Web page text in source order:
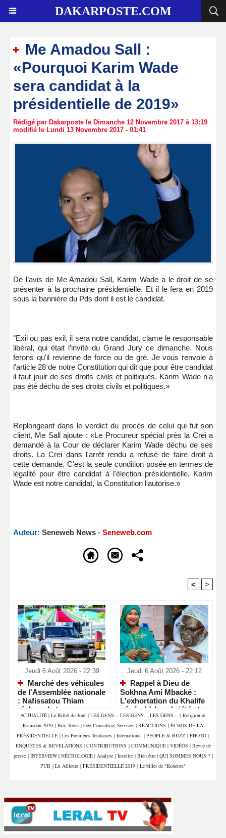
DAKARPOSTE.COM
Me Amadou Sall :
«Pourquoi Karim Wade
sera candidat à la
présidentielle de 2019»
Rédigé par Dakarposte le Dimanche 12 Novembre 2017 à 13:19
modifié le Lundi 13 Novembre 2017 - 01:41
De l’avis de Me Amadou Sall, Karim Wade a le droit de se
présenter à la prochaine présidentielle. Et il le fera en 2019
sous la bannière du Pds dont il est le candidat.
"Exil ou pas exil, il sera notre candidat, clame le responsable
libéral, qui était l’invité du Grand Jury ce dimanche. Nous
ferons qu'il revienne de force ou de gré. Je vous renvoie à
l'article 28 de notre Constitution qui dit que pour être candidat
il faut jouir de ses droits civils et politiques. Karim Wade n'a
pas été déchu de ses droits civils et politiques.»
Replongeant dans le verdict du procès de celui qui fut son
client, Me Sall ajoute : «Le Procureur spécial près la Crei a
demandé à la Cour de déclarer Karim Wade déchu de ses
droits. La Crei dans l'arrêt rendu a refusé de faire droit à
cette demande. C'est la seule condition posée en termes de
légalité pour être candidat à l'élection présidentielle. Karim
Wade est notre candidat, la Constitution l'autorise.»
Auteur: Seneweb News - Seneweb.com
< >
Jeudi 6 Août 2026 - 22:39
Marché des véhicules
de l'Assemblée nationale
: Nafissatou Thiam
réclame la transparence
et interpelle les députés
Jeudi 6 Août 2026 - 22:12
Rappel à Dieu de
Sokhna Ami Mbacké :
L'exhortation du Khalife
général à la sobriété et
aux invocations
ACTUALITÉ | Le Billet du Jour | LES GENS... LES GENS... LES GENS... | Religion &
Ramadan 2020 | Boy Town | Géo Consulting Services | REACTIONS | ÉCHOS DE LA
PRÉSIDENTIELLE | Les Premières Tendances | International | PEOPLE & BUZZ | PHOTO |
ENQUÊTES & REVELATIONS | CONTRIBUTIONS | COMMUNIQUE | VIDÉOS | Revue de
presse | INTERVIEW | NÉCROLOGIE | Analyse | Insolite | Bien être | QUI SOMMES NOUS ? |
PUB | Lu Ailleurs | PRÉSIDENTIELLE 2019 | Le billet de "Konetou"